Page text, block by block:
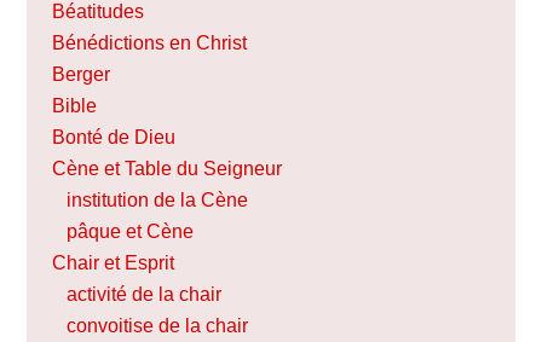
Béatitudes
Bénédictions en Christ
Berger
Bible
Bonté de Dieu
Cène et Table du Seigneur
institution de la Cène
pâque et Cène
Chair et Esprit
activité de la chair
convoitise de la chair